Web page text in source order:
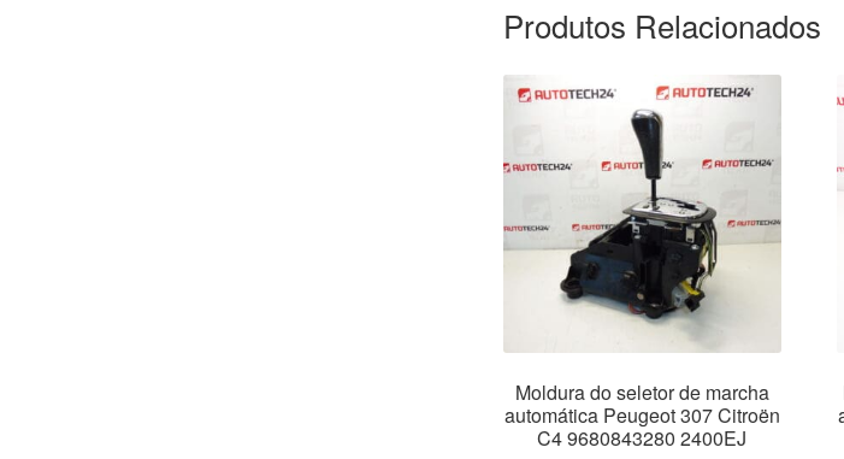
Produtos Relacionados
Moldura do seletor de marcha
automática Peugeot 307 Citroën
C4 9680843280 2400EJ